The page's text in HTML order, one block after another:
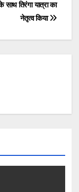
साथ तिरंगा यात्रा का
नेतृत्व किया